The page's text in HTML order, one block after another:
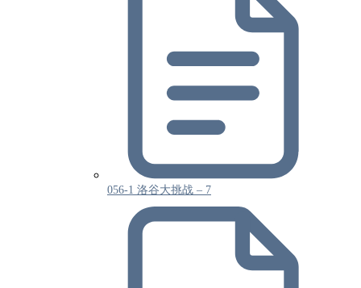
056-1 洛谷大挑战 – 7